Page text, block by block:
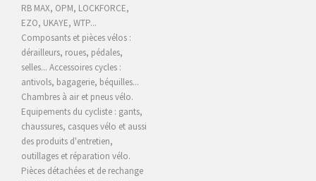
RB MAX, OPM, LOCKFORCE,
EZO, UKAYE, WTP...
Composants et pièces vélos :
dérailleurs, roues, pédales,
selles... Accessoires cycles :
antivols, bagagerie, béquilles...
Chambres à air et pneus vélo.
Equipements du cycliste : gants,
chaussures, casques vélo et aussi
des produits d'entretien,
outillages et réparation vélo.
Pièces détachées et de rechange